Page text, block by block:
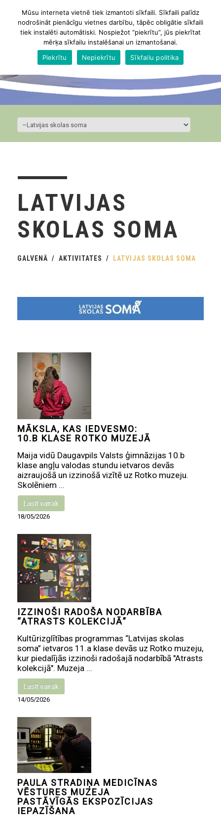
LATVIJAS
SKOLAS SOMA
GALVENĀ AKTIVITATES LATVIJAS SKOLAS SOMA
MĀKSLA, KAS IEDVESMO:
10.B KLASE ROTKO MUZEJĀ
​Maija vidū Daugavpils Valsts ģimnāzijas 10.b
klase angļu valodas stundu ietvaros devās
aizraujošā un izzinošā vizītē uz Rotko muzeju.
Skolēniem ...
Lasīt vairāk
18/05/2026
IZZINOŠI RADOŠA NODARBĪBA
“ATRASTS KOLEKCIJĀ”
Kultūrizglītības programmas “Latvijas skolas
soma” ietvaros 11.a klase devās uz Rotko muzeju,
kur piedalījās izzinoši radošajā nodarbībā "Atrasts
kolekcijā". Muzeja ...
Lasīt vairāk
14/05/2026
PAULA STRADIŅA MEDICĪNAS
VĒSTURES MUZEJA
PASTĀVĪGĀS EKSPOZĪCIJAS
IEPAZĪŠANA
Mūsu interneta vietnē tiek izmantoti sīkfaili. Sīkfaili palīdz
nodrošināt pienācīgu vietnes darbību, tāpēc obligātie sīkfaili
tiek instalēti automātiski. Nospiežot “piekrītu”, jūs piekrītat
mērķa sīkfailu instalēšanai un izmantošanai.
Piekrītu
Nepiekrītu Sīkfailu politika